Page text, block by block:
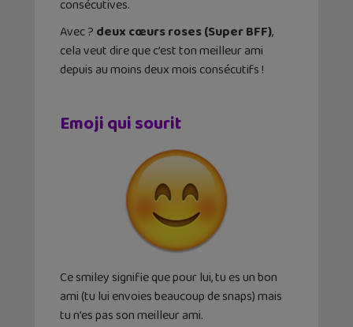
consécutives.
Avec ? deux cœurs roses (Super BFF),
cela veut dire que c’est ton meilleur ami
depuis au moins deux mois consécutifs !
Emoji qui sourit
Ce smiley signifie que pour lui, tu es un bon
ami (tu lui envoies beaucoup de snaps) mais
tu n’es pas son meilleur ami.